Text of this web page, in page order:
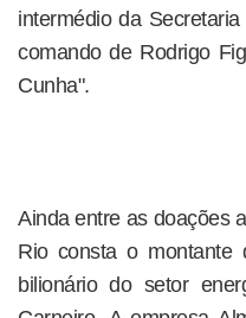
intermédio da
comando de Rodrigo
Cunha".
Ainda entre as doações
Rio consta o montante
bilionário do setor